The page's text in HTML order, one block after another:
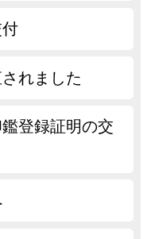
れました
登録証明の交